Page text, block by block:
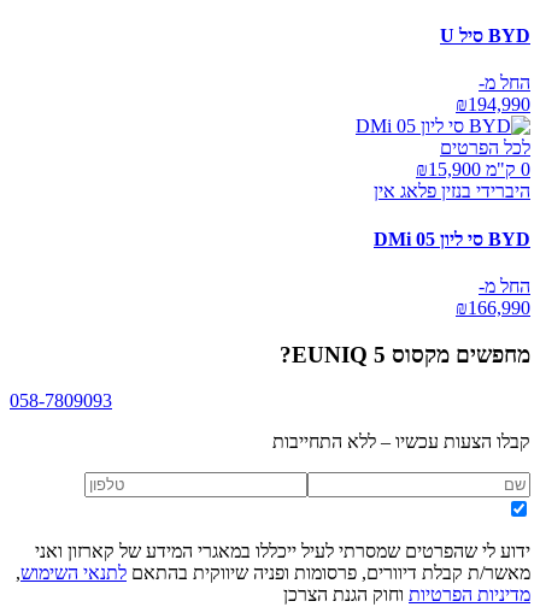
BYD סיל U
החל מ-
₪194,990
לכל הפרטים
0 ק"מ ₪
15,900
היברידי בנזין פלאג אין
BYD סי ליון 05 DMi
החל מ-
₪166,990
מחפשים מקסוס EUNIQ 5 ?
058-7809093
קבלו הצעות עכשיו – ללא התחייבות
ידוע לי שהפרטים שמסרתי לעיל ייכללו במאגרי המידע של קארזון ואני
מאשר/ת קבלת דיוורים, פרסומות ופניה שיווקית בהתאם לתנאי השימוש,
מדיניות הפרטיות וחוק הגנת הצרכן